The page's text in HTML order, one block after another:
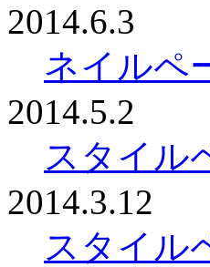
2014.6.3
ネイルペ
2014.5.2
スタイル
2014.3.12
スタイル